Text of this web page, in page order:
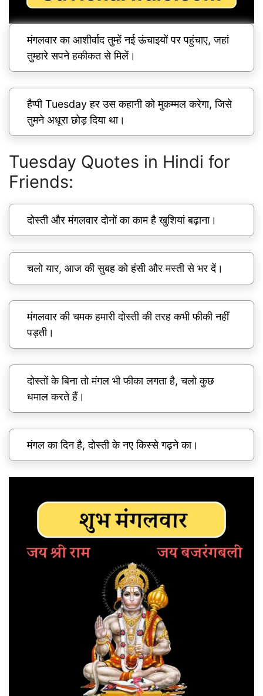
मंगलवार का आशीर्वाद तुम्हें नई ऊंचाइयों पर पहुंचाए, जहां
तुम्हारे सपने हकीकत से मिलें।
हैप्पी Tuesday हर उस कहानी को मुकम्मल करेगा, जिसे
तुमने अधूरा छोड़ दिया था।
Tuesday Quotes in Hindi for
Friends:
दोस्ती और मंगलवार दोनों का काम है खुशियां बढ़ाना।
चलो यार, आज की सुबह को हंसी और मस्ती से भर दें।
मंगलवार की चमक हमारी दोस्ती की तरह कभी फीकी नहीं
पड़ती।
दोस्तों के बिना तो मंगल भी फीका लगता है, चलो कुछ
धमाल करते हैं।
मंगल का दिन है, दोस्ती के नए किस्से गढ़ने का।